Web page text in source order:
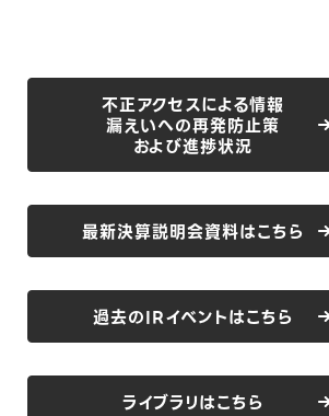
不正アクセスによる情報
漏えいへの再発防止策
および進捗状況
最新決算説明会資料はこちら
過去のIRイベントはこちら
ライブラリはこちら